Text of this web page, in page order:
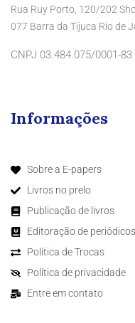
Rua Ruy Porto, 120/202
077 Barra da Tijuca Rio de
CNPJ 03.484.075/0001-83
Informações
Sobre a E-papers
Livros no prelo
Publicação de livros
Editoração de periódicos
Política de Trocas
Política de privacidade
Entre em contato